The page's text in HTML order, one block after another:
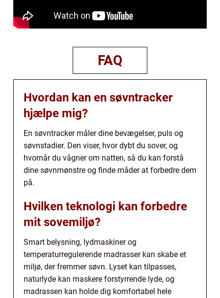
FAQ
Hvordan kan en søvntracker
hjælpe mig?
En søvntracker måler dine bevægelser, puls og
søvnstadier. Den viser, hvor dybt du sover, og
hvornår du vågner om natten, så du kan forstå
dine søvnmønstre og finde måder at forbedre dem
på.
Hvilken teknologi kan forbedre
mit sovemiljø?
Smart belysning, lydmaskiner og
temperaturregulerende madrasser kan skabe et
miljø, der fremmer søvn. Lyset kan tilpasses,
naturlyde kan maskere forstyrrende lyde, og
madrassen kan holde dig komfortabel hele